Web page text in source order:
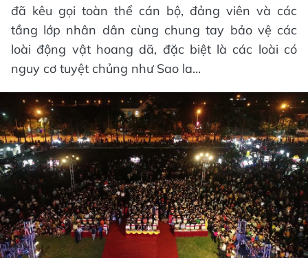
đã kêu gọi toàn thể cán bộ, đảng viên và các
tầng lớp nhân dân cùng chung tay bảo vệ các
loài động vật hoang dã, đặc biệt là các loài có
nguy cơ tuyệt chủng như Sao la...